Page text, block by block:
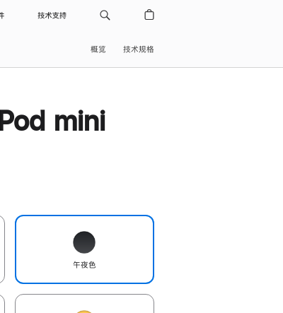
技术支持
概览 技术规格
mini
午夜色